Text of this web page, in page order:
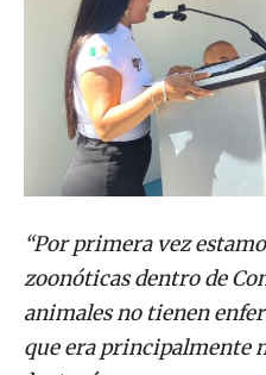
“Por primera vez
zoonóticas dentro de
animales no tienen
que era principalmente